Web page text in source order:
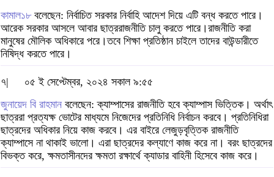
কামাল১৮বলেছেন: নির্বাচিত সরকার নির্বাহি আদেশ দিয়ে এটি বন্ধ করতে পারে।
আরেক সরকার আসলে আবার ছাত্ররাজনীতি চালু করতে পারে।রাজনীতি করা
মানুষের মৌলিক অধিকারে পরে।তবে শিক্ষা প্রতিষ্ঠান চাইলে তাদের বাউন্ডারীতে
নিষিদ্ধ করতে পারে।
৭|
০৫ ই সেপ্টেম্বর, ২০২৪ সকাল ৯:৫৫
জুনায়েদ বি রাহমান বলেছেন: ক্যাম্পাসের রাজনীতি হবে ক্যাম্পাস ভিত্তিক। অর্থাৎ
ছাত্ররা প্রত্যক্ষ ভোটের মাধ্যমে নিজেদের প্রতিনিধি নির্বাচন করবে। প্রতিনিধিরা
ছাত্রদের অধিকার নিয়ে কাজ করবে। এর বাইরে লেজুড়বৃত্তিক রাজনীতি
ক্যাম্পাসে না থাকাই ভালো। এরা ছাত্রদের কল্যাণে কাজ করে না। বরং ছাত্রদের
বিভক্ত করে, ক্ষমতাসীনদের ক্ষমতা রক্ষার্থে ক্যাডার বাহিনী হিসেবে কাজ করে।